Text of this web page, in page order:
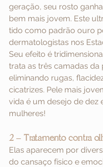
geração, seu rosto
bem mais jovem. Este
tido como padrão ouro
dermatologistas nos
Seu efeito é
trata as três camadas da
eliminando rugas,
cicatrizes. Pele mais
vida é um desejo de dez
mulheres!
2 – Tratamento contra
Elas aparecem por
do cansaço físico e